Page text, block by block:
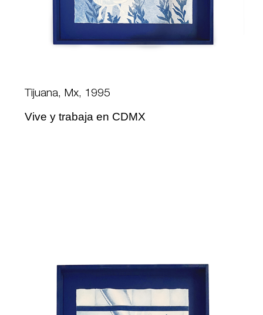
Tijuana, Mx, 1995
Vive y trabaja en CDMX